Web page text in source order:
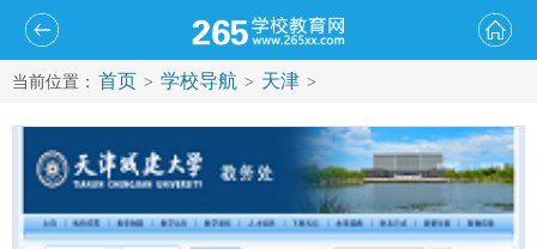
当前位置： 首页 > 学校导航 > 天津 >